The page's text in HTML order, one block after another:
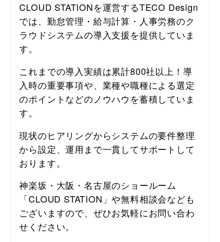
CLOUD STATIONを運営するTECO Design
では、勤怠管理・給与計算・人事労務のク
ラウドシステムの導入支援を提供していま
す。
これまでの導入実績は累計800社以上！導
入時の重要事項や、業種や職種による選定
のポイントなどのノウハウを蓄積していま
す。
現状のヒアリングからシステムの要件整理
から設定、運用まで一貫してサポートして
おります。
神楽坂・大阪・名古屋のショールーム
「CLOUD STATION」や無料相談会なども
ございますので、ぜひお気軽にお問い合わ
せください。